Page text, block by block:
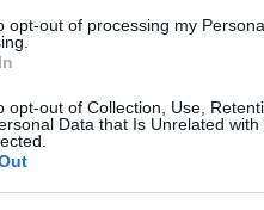
opt-out of processing my
opt-out of Collection, Use,
Data that Is Unrelated
personalità così in vista.
è che questo tipo di
abitazioni di celebrità
ladri sembrano sempre un
tecnologia dovrebbe